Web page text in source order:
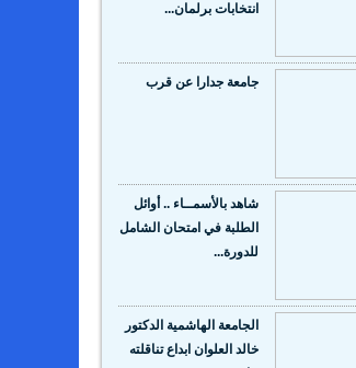
انتخابات برلمان...
جامعة جدارا عن قرب
شاهد بالأسمــاء .. أوائل
الطلبة في امتحان الشامل
للدورة...
الجامعة الهاشمية الدكتور
خالد العلوان ابداع تناقلته